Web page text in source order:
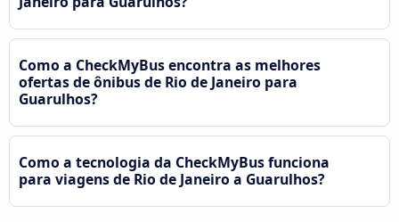
Como a CheckMyBus encontra as melhores
ofertas de ônibus de Rio de Janeiro para
Guarulhos?
Como a tecnologia da CheckMyBus funciona
para viagens de Rio de Janeiro a Guarulhos?